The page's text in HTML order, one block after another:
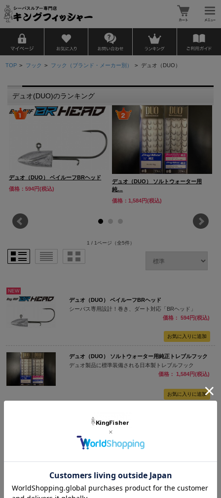
TOP > フック > フック（ブランド・メーカー別） > デュオ（DUO）
デュオ(DUO)のランキング
デュオ（DUO） ベイルーフBRヘッド
価格：594円(税込)
デュオ（DUO） ソルトウォーター用
純…
価格：1,584円(税込)
1 / 1ページ （全5件）
NEW
デュオ（DUO） ベイルーフBRヘッド
シーバス専用設計！巻き、ダート対応「BRヘッド」
価格： 594円(税込)
デュオ（DUO） ソルトウォーター用純正トレブルフック
デュオ製品に標準装備される日本製トレブルフック
価格： 1,584円(税込)
デュオ製品に標準装備される日本製トレブルフック
デュオ（DUO） マニック純正 トレブルフック
デュオ製品に標準装備される日本製トレブルフック